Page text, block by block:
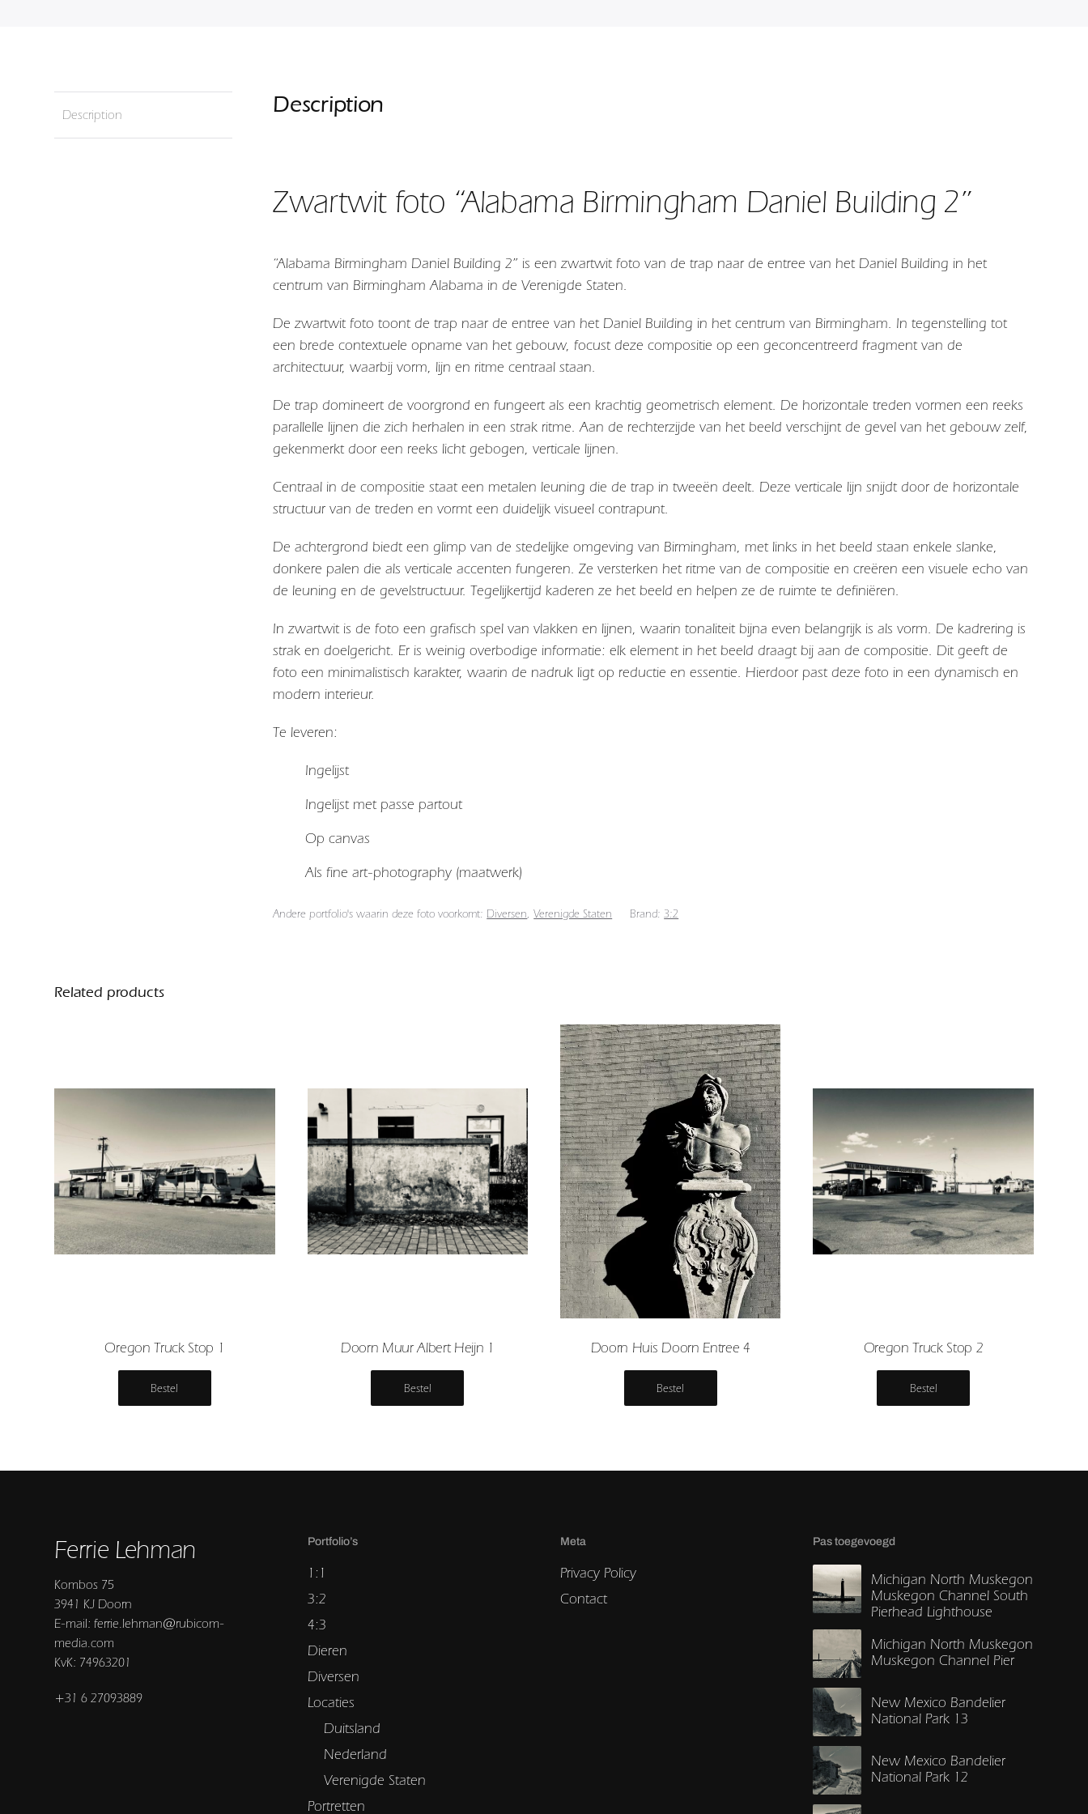
Description Description
Zwartwit foto “Alabama Birmingham Daniel Building 2”
“Alabama Birmingham Daniel Building 2” is een zwartwit foto van de trap naar de entree van het Daniel Building in het
centrum van Birmingham Alabama in de Verenigde Staten.
De zwartwit foto toont de trap naar de entree van het Daniel Building in het centrum van Birmingham. In tegenstelling tot
een brede contextuele opname van het gebouw, focust deze compositie op een geconcentreerd fragment van de
architectuur, waarbij vorm, lijn en ritme centraal staan.
De trap domineert de voorgrond en fungeert als een krachtig geometrisch element. De horizontale treden vormen een reeks
parallelle lijnen die zich herhalen in een strak ritme. Aan de rechterzijde van het beeld verschijnt de gevel van het gebouw zelf,
gekenmerkt door een reeks licht gebogen, verticale lijnen.
Centraal in de compositie staat een metalen leuning die de trap in tweeën deelt. Deze verticale lijn snijdt door de horizontale
structuur van de treden en vormt een duidelijk visueel contrapunt.
De achtergrond biedt een glimp van de stedelijke omgeving van Birmingham, met links in het beeld staan enkele slanke,
donkere palen die als verticale accenten fungeren. Ze versterken het ritme van de compositie en creëren een visuele echo van
de leuning en de gevelstructuur. Tegelijkertijd kaderen ze het beeld en helpen ze de ruimte te definiëren.
In zwartwit is de foto een grafisch spel van vlakken en lijnen, waarin tonaliteit bijna even belangrijk is als vorm. De kadrering is
strak en doelgericht. Er is weinig overbodige informatie: elk element in het beeld draagt bij aan de compositie. Dit geeft de
foto een minimalistisch karakter, waarin de nadruk ligt op reductie en essentie. Hierdoor past deze foto in een dynamisch en
modern interieur.
Te leveren:
Ingelijst
Ingelijst met passe partout
Op canvas
Als fine art-photography (maatwerk)
Andere portfolio's waarin deze foto voorkomt: Diversen,Verenigde Staten Brand:3:2
Related products
Oregon Truck Stop 1
Bestel
Doorn Muur Albert Heijn 1
Bestel
Doorn Huis Doorn Entree 4
Bestel
Oregon Truck Stop 2
Bestel
Ferrie Lehman
Kombos 75
3941 KJ Doorn
E-mail: ferrie.lehman@rubicom-
media.com
KvK: 74963201
+31 6 27093889
Portfolio’s
1:1
3:2
4:3
Dieren
Diversen
Locaties
Duitsland
Nederland
Verenigde Staten
Portretten
Meta
Privacy Policy
Contact
Pas toegevoegd
Michigan North Muskegon
Muskegon Channel South
Pierhead Lighthouse
Michigan North Muskegon
Muskegon Channel Pier
New Mexico Bandelier
National Park 13
New Mexico Bandelier
National Park 12